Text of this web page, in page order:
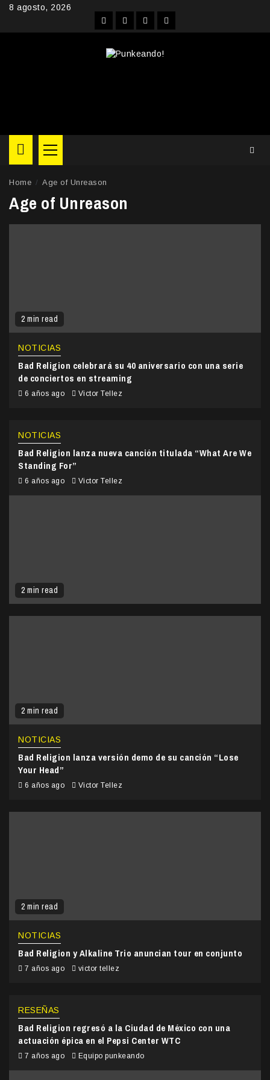
Skip8 agosto, 2026
FacebookInstagram
YouTubeTwitter
Primary
Menu
Home Age of Unreason
Age of Unreason
2 min read
NOTICIAS
Bad Religion celebrará su 40 aniversario con una serie
de conciertos en streaming
6 años ago Victor Tellez
2 min read
NOTICIAS
Bad Religion lanza nueva canción titulada “What Are We
Standing For”
6 años ago Victor Tellez
2 min read
NOTICIAS
Bad Religion lanza versión demo de su canción “Lose
Your Head”
6 años ago Victor Tellez
2 min read
NOTICIAS
Bad Religion y Alkaline Trio anuncian tour en conjunto
7 años ago victor tellez
RESEÑAS
Bad Religion regresó a la Ciudad de México con una
actuación épica en el Pepsi Center WTC
7 años ago Equipo punkeando